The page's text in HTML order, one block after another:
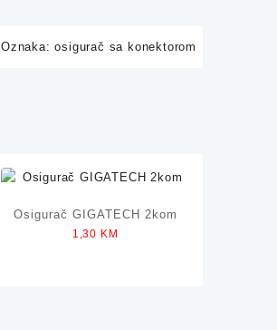
Oznaka:osigurač sa konektorom
Osigurač GIGATECH 2kom
1,30 KM